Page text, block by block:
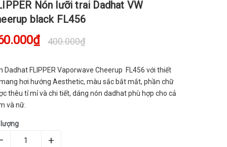
Nón lưỡi trai Dadhat VW
black FL456
400.000₫
Dadhat FLIPPER Vaporwave Cheerup FL456 với thiết
hơi hướng Aesthetic, màu sắc bắt mắt, phần chữ
thêu tỉ mỉ và chi tiết, dáng nón dadhat phù hợp cho cả
và nữ.
+